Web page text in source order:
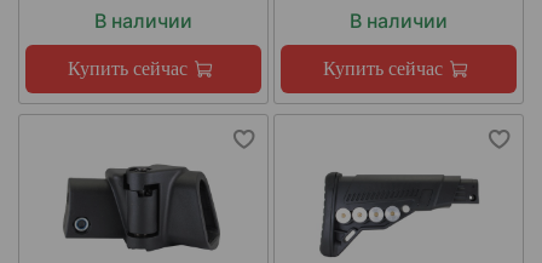
В наличии
Купить сейчас
В наличии
Купить сейчас